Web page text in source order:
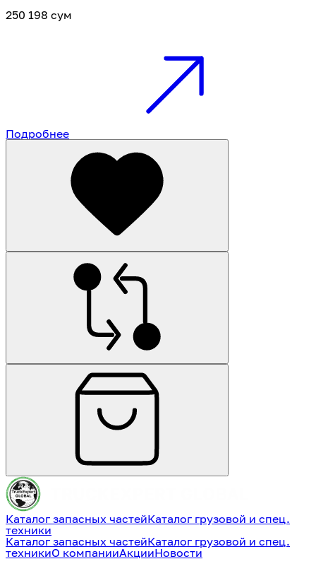
250 198 сум
Подробнее
Каталог запасных частейКаталог грузовой и спец.
техники
Каталог запасных частейКаталог грузовой и спец.
техникиО компанииАкцииНовости